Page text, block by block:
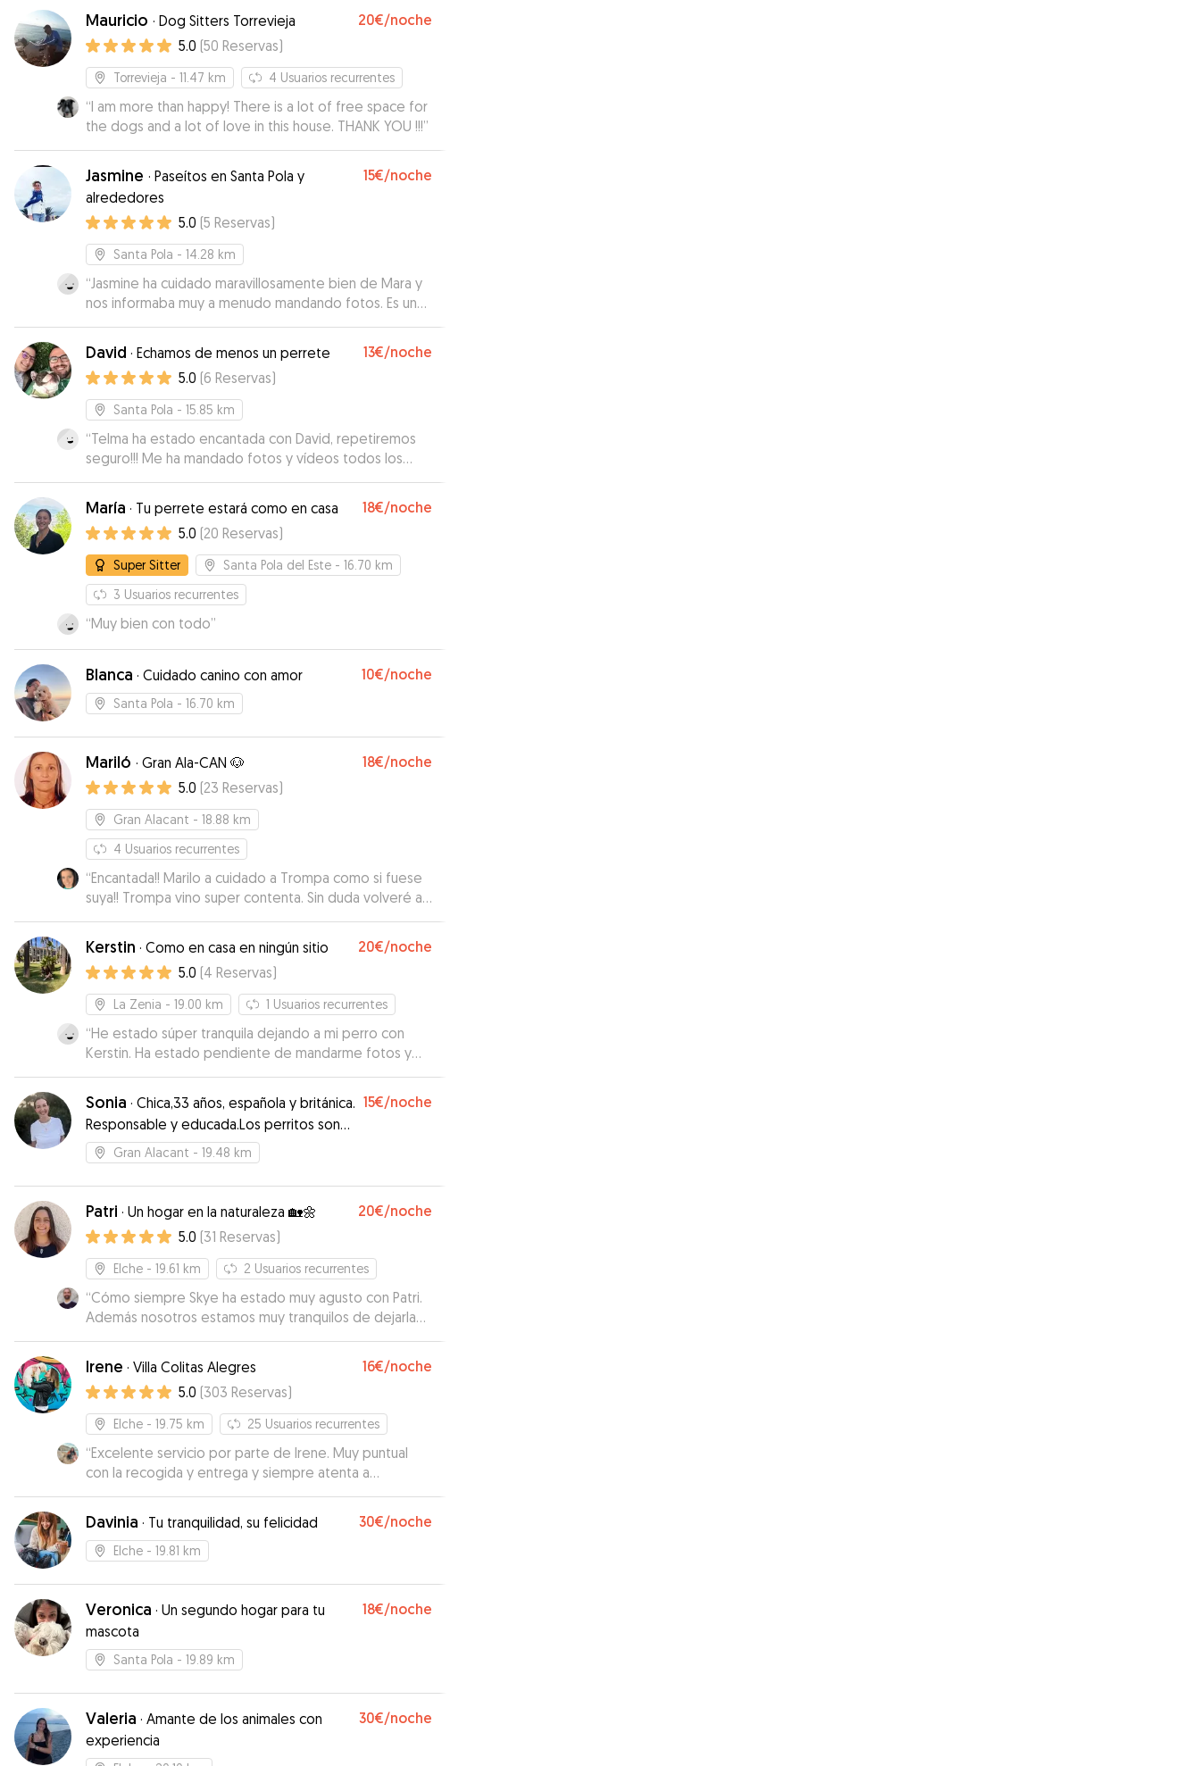
cuidado muy bien al perrito y le ha cogido mucho
cariño. Un 10, ¡repetiremos seguro!
Mauricio · Dog Sitters Torrevieja 20€/noche
5.0 (50 Reservas)
Torrevieja - 11.47 km 4 Usuarios recurrentes
“I am more than happy! There is a lot of free space for
the dogs and a lot of love in this house. THANK YOU !!!”
Jasmine · Paseítos en Santa Pola y
alrededores
15€/noche
5.0 (5 Reservas)
Santa Pola - 14.28 km
“Jasmine ha cuidado maravillosamente bien de Mara y
nos informaba muy a menudo mandando fotos. Es una
perra muy mayor y le ha dado todo el cariño y
atención que necesitaba. Estamos súper agradecidos
por todo lo que ha hecho por Mara y por nosotros. Es
una cuidadora excepcional y repetiríamos con ella sin
duda.”
David · Echamos de menos un perrete 13€/noche
5.0 (6 Reservas)
Santa Pola - 15.85 km
“Telma ha estado encantada con David, repetiremos
seguro!!! Me ha mandado fotos y vídeos todos los
días. Muchas gracias por cuidarla como si fuera tuya”
María · Tu perrete estará como en casa 18€/noche
5.0 (20 Reservas)
Super Sitter Santa Pola del Este - 16.70 km
3 Usuarios recurrentes
“Muy bien con todo”
Blanca · Cuidado canino con amor 10€/noche
Santa Pola - 16.70 km
Mariló · Gran Ala-CAN 🐶 18€/noche
5.0 (23 Reservas)
Gran Alacant - 18.88 km
4 Usuarios recurrentes
“Encantada!! Marilo a cuidado a Trompa como si fuese
suya!! Trompa vino super contenta. Sin duda volveré a
repetir”
Kerstin · Como en casa en ningún sitio 20€/noche
5.0 (4 Reservas)
La Zenia - 19.00 km 1 Usuarios recurrentes
“He estado súper tranquila dejando a mi perro con
Kerstin. Ha estado pendiente de mandarme fotos y
vídeos, le ha cuidado un montón y además nuestros
perros se han llevado genial. Sin duda ya tengo
cuidadora de confianza.”
Sonia · Chica,33 años, española y británica.
Responsable y educada.Los perritos son
mi pasión 😍
15€/noche
Gran Alacant - 19.48 km
Patri · Un hogar en la naturaleza 🏡🌼 20€/noche
5.0 (31 Reservas)
Elche - 19.61 km 2 Usuarios recurrentes
“Cómo siempre Skye ha estado muy agusto con Patri.
Además nosotros estamos muy tranquilos de dejarla
con ella por la tranquilidad y comunicación que
presenta. Repetiremos más veces cuando lo
necesitemos.”
Irene · Villa Colitas Alegres 16€/noche
5.0 (303 Reservas)
Elche - 19.75 km 25 Usuarios recurrentes
“Excelente servicio por parte de Irene. Muy puntual
con la recogida y entrega y siempre atenta a
mandarte videos de mi pawpaw 🐶 Sin duda
repetiremos!
Davinia · Tu tranquilidad, su felicidad 30€/noche
Elche - 19.81 km
Veronica · Un segundo hogar para tu
mascota
18€/noche
Santa Pola - 19.89 km
Valeria · Amante de los animales con
experiencia
30€/noche